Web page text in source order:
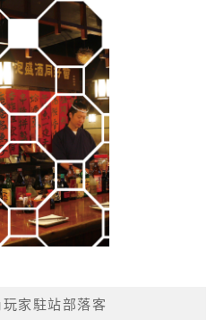
家駐站部落客